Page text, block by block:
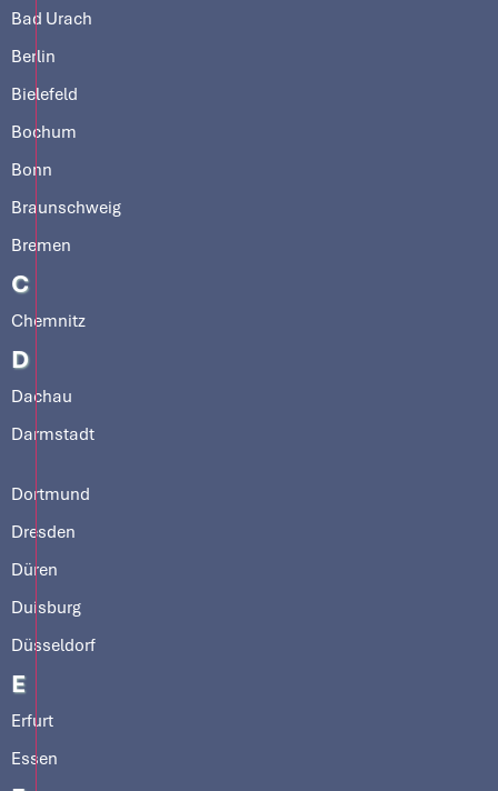
Bad Urach
Berlin
Bielefeld
Bochum
Bonn
Braunschweig
Bremen
C
Chemnitz
D
Dachau
Darmstadt
Dortmund
Dresden
Düren
Duisburg
Düsseldorf
E
Erfurt
Essen